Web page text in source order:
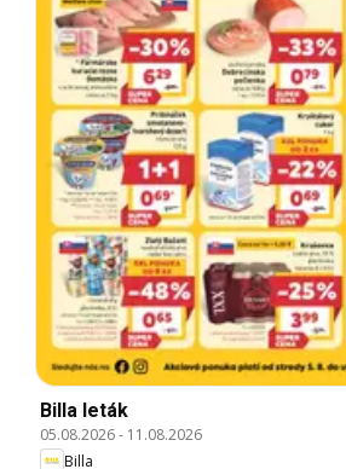
Billa leták
05.08.2026- 11.08.2026
Billa